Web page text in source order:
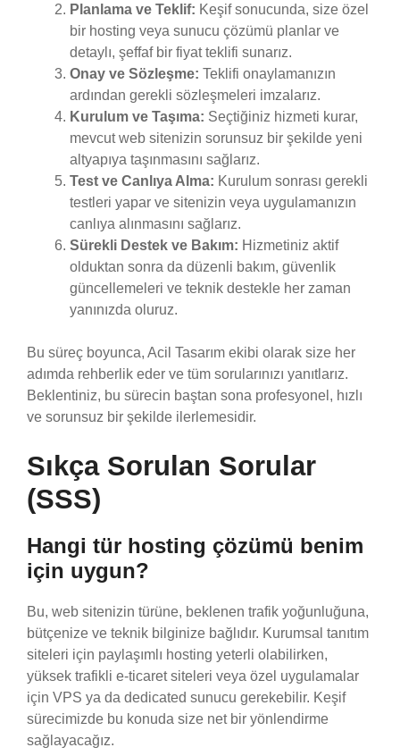
Planlama ve Teklif: Keşif sonucunda, size özel
bir hosting veya sunucu çözümü planlar ve
detaylı, şeffaf bir fiyat teklifi sunarız.
Onay ve Sözleşme: Teklifi onaylamanızın
ardından gerekli sözleşmeleri imzalarız.
Kurulum ve Taşıma: Seçtiğiniz hizmeti kurar,
mevcut web sitenizin sorunsuz bir şekilde yeni
altyapıya taşınmasını sağlarız.
Test ve Canlıya Alma: Kurulum sonrası gerekli
testleri yapar ve sitenizin veya uygulamanızın
canlıya alınmasını sağlarız.
Sürekli Destek ve Bakım: Hizmetiniz aktif
olduktan sonra da düzenli bakım, güvenlik
güncellemeleri ve teknik destekle her zaman
yanınızda oluruz.
Bu süreç boyunca, Acil Tasarım ekibi olarak size her
adımda rehberlik eder ve tüm sorularınızı yanıtlarız.
Beklentiniz, bu sürecin baştan sona profesyonel, hızlı
ve sorunsuz bir şekilde ilerlemesidir.
Sıkça Sorulan Sorular
(SSS)
Hangi tür hosting çözümü benim
için uygun?
Bu, web sitenizin türüne, beklenen trafik yoğunluğuna,
bütçenize ve teknik bilginize bağlıdır. Kurumsal tanıtım
siteleri için paylaşımlı hosting yeterli olabilirken,
yüksek trafikli e-ticaret siteleri veya özel uygulamalar
için VPS ya da dedicated sunucu gerekebilir. Keşif
sürecimizde bu konuda size net bir yönlendirme
sağlayacağız.